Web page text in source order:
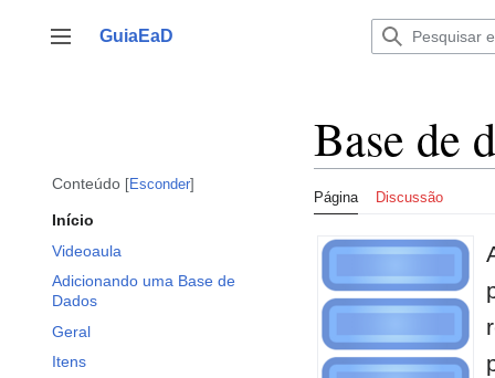
para
Alternar barra lateral
GuiaEaD
Conteúdo Esconder
Início
Videoaula
Adicionando uma Base de
Dados
Geral
Itens
Base de
Página Discussão